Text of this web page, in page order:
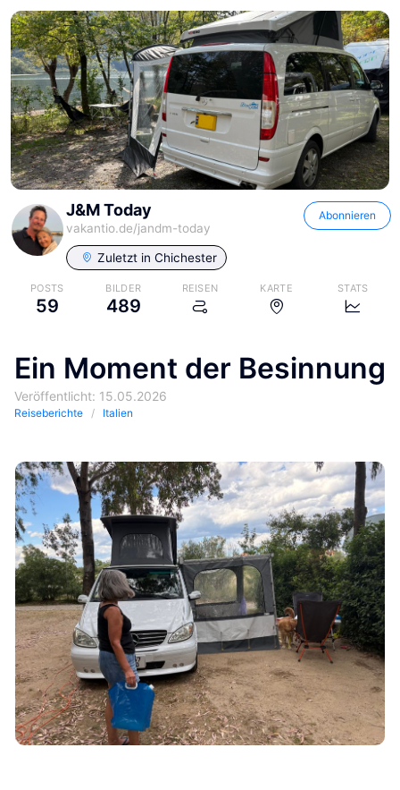
J&M Today
vakantio.de/jandm-today
Abonnieren
Zuletzt in Chichester
POSTS
59
BILDER
489
REISEN KARTE STATS
Ein Moment der Besinnung
Veröffentlicht: 15.05.2026
Reiseberichte Italien